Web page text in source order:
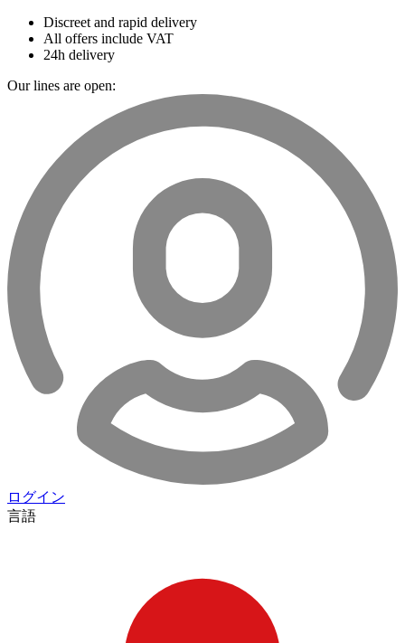
Discreet and rapid delivery
All offers include VAT
24h delivery
Our lines are open:
ログイン
言語